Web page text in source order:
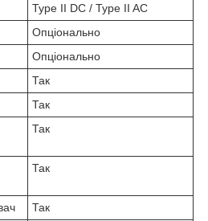
Type II DC / Type II AC
Опціонально
Опціонально
Так
Так
Так
Так
Так